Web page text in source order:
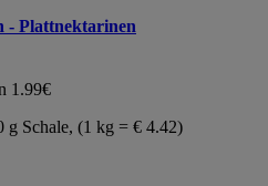
- Plattnektarinen
1.99€
g Schale, (1 kg = € 4.42)